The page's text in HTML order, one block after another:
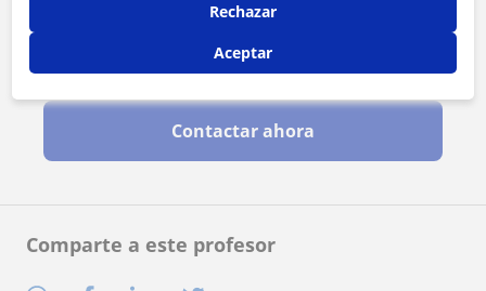
Comparte a este profesor
aviso legal
Contactar ahora
Rechazar
Aceptar